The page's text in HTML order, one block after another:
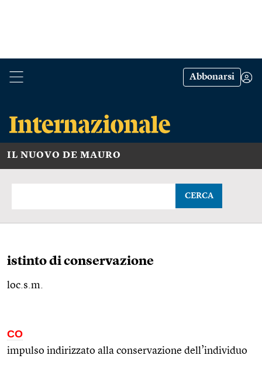
Abbonarsi
IL NUOVO DE MAURO
CERCA
istinto di conservazione
loc.s.m.
CO
impulso indirizzato alla conservazione dell’individuo